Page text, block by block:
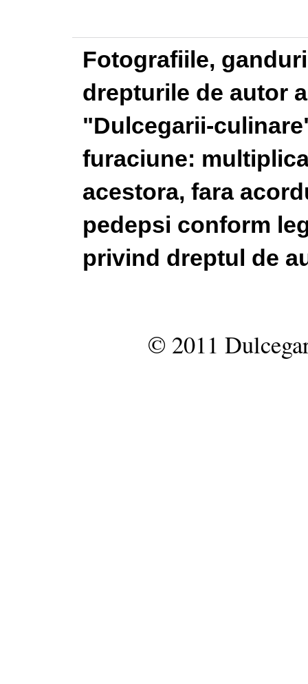
Fotografiile,
drepturile de autor
"Dulcegarii-
furaciune:
acestora, fara
pedepsi conform
privind dreptul de
© 2011